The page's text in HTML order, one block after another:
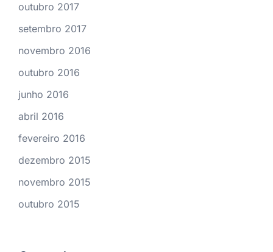
outubro 2017
setembro 2017
novembro 2016
outubro 2016
junho 2016
abril 2016
fevereiro 2016
dezembro 2015
novembro 2015
outubro 2015